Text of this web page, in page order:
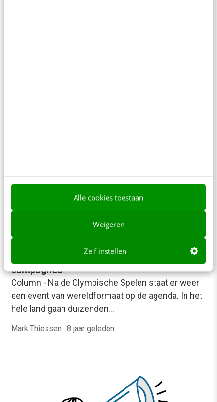
Alle cookies toestaan
Weigeren
Zelf instellen
Wat bedrijven kunnen leren van politieke
campagnes
Column - Na de Olympische Spelen staat er weer
een event van wereldformaat op de agenda. In het
hele land gaan duizenden…
Mark Thiessen · 8 jaar geleden